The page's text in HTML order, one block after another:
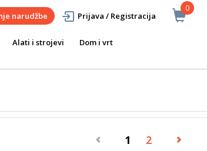
0
narudžbe Prijava / Registracija
Alati i strojevi
Dom i vrt
1 2